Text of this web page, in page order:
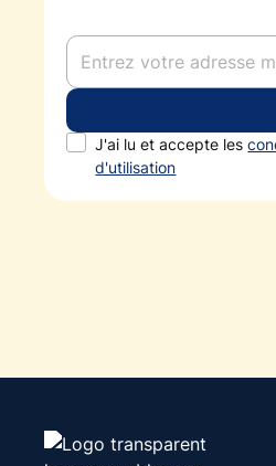
J'ai lu et accepte les
d'utilisation